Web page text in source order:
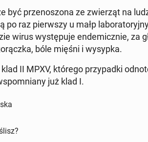
być prze­no­szo­na ze zwie­rząt na
raz pierw­szy u małp
wirus wy­stę­pu­je en­de­micz­nie, za
bóle mięśni i wysypka.
II MPXV, którego przy­pad­ki
już klad I.